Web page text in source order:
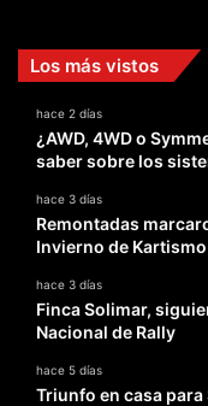
Los más vistos
hace 2 días
¿AWD, 4WD o
saber sobre los
hace 3 días
Remontadas
Invierno de Kartismo
hace 3 días
Finca Solimar,
Nacional de Rally
hace 5 días
Triunfo en casa para